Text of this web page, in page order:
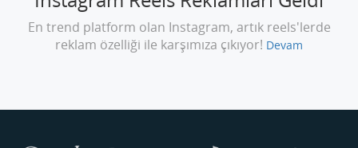
En trend platform olan Instagram, artık reels'lerde
reklam özelliği ile karşımıza çıkıyor! Devam
Buse